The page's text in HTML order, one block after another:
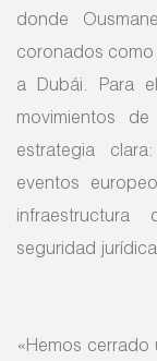
donde
coronados como
a Dubái. Para
movimientos
estrategia
eventos
seguridad
«Hemos